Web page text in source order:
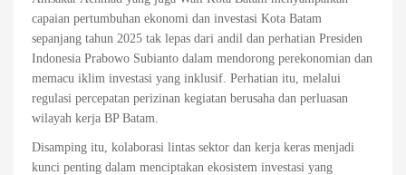
capaian pertumbuhan ekonomi dan investasi Kota Batam
sepanjang tahun 2025 tak lepas dari andil dan perhatian Presiden
Indonesia Prabowo Subianto dalam mendorong perekonomian dan
memacu iklim investasi yang inklusif. Perhatian itu, melalui
regulasi percepatan perizinan kegiatan berusaha dan perluasan
wilayah kerja BP Batam.
Disamping itu, kolaborasi lintas sektor dan kerja keras menjadi
kunci penting dalam menciptakan ekosistem investasi yang